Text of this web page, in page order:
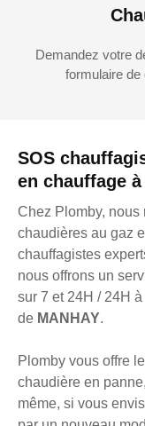
SOS
en chauffage
Chez Plomby, nous
chaudières au gaz
chauffagistes
nous offrons un
sur 7 et 24H / 24H à
de MANHAY.
Plomby vous offre
chaudière en
même, si vous
Demandez votre
formulaire de